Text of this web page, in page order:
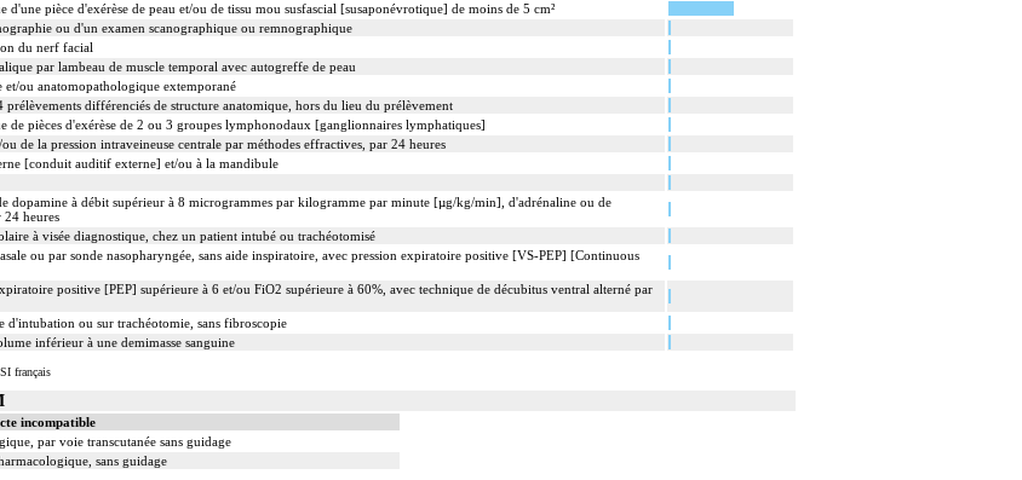
pièce d'exérèse de peau et/ou de tissu mou susfascial [susaponévrotique] de moins de 5 cm²
ou d'un examen scanographique ou remnographique
du nerf facial
par lambeau de muscle temporal avec autogreffe de peau
ou anatomopathologique extemporané
différenciés de structure anatomique, hors du lieu du prélèvement
de pièces d'exérèse de 2 ou 3 groupes lymphonodaux [ganglionnaires lymphatiques]
de la pression intraveineuse centrale par méthodes effractives, par 24 heures
[conduit auditif externe] et/ou à la mandibule
dopamine à débit supérieur à 8 microgrammes par kilogramme par minute [µg/kg/min], d'adrénaline ou de
24 heures
à visée diagnostique, chez un patient intubé ou trachéotomisé
ou par sonde nasopharyngée, sans aide inspiratoire, avec pression expiratoire positive [VS-PEP] [Continuous
positive [PEP] supérieure à 6 et/ou FiO2 supérieure à 60%, avec technique de décubitus ventral alterné par
d'intubation ou sur trachéotomie, sans fibroscopie
inférieur à une demimasse sanguine
français
incompatible
par voie transcutanée sans guidage
sans guidage